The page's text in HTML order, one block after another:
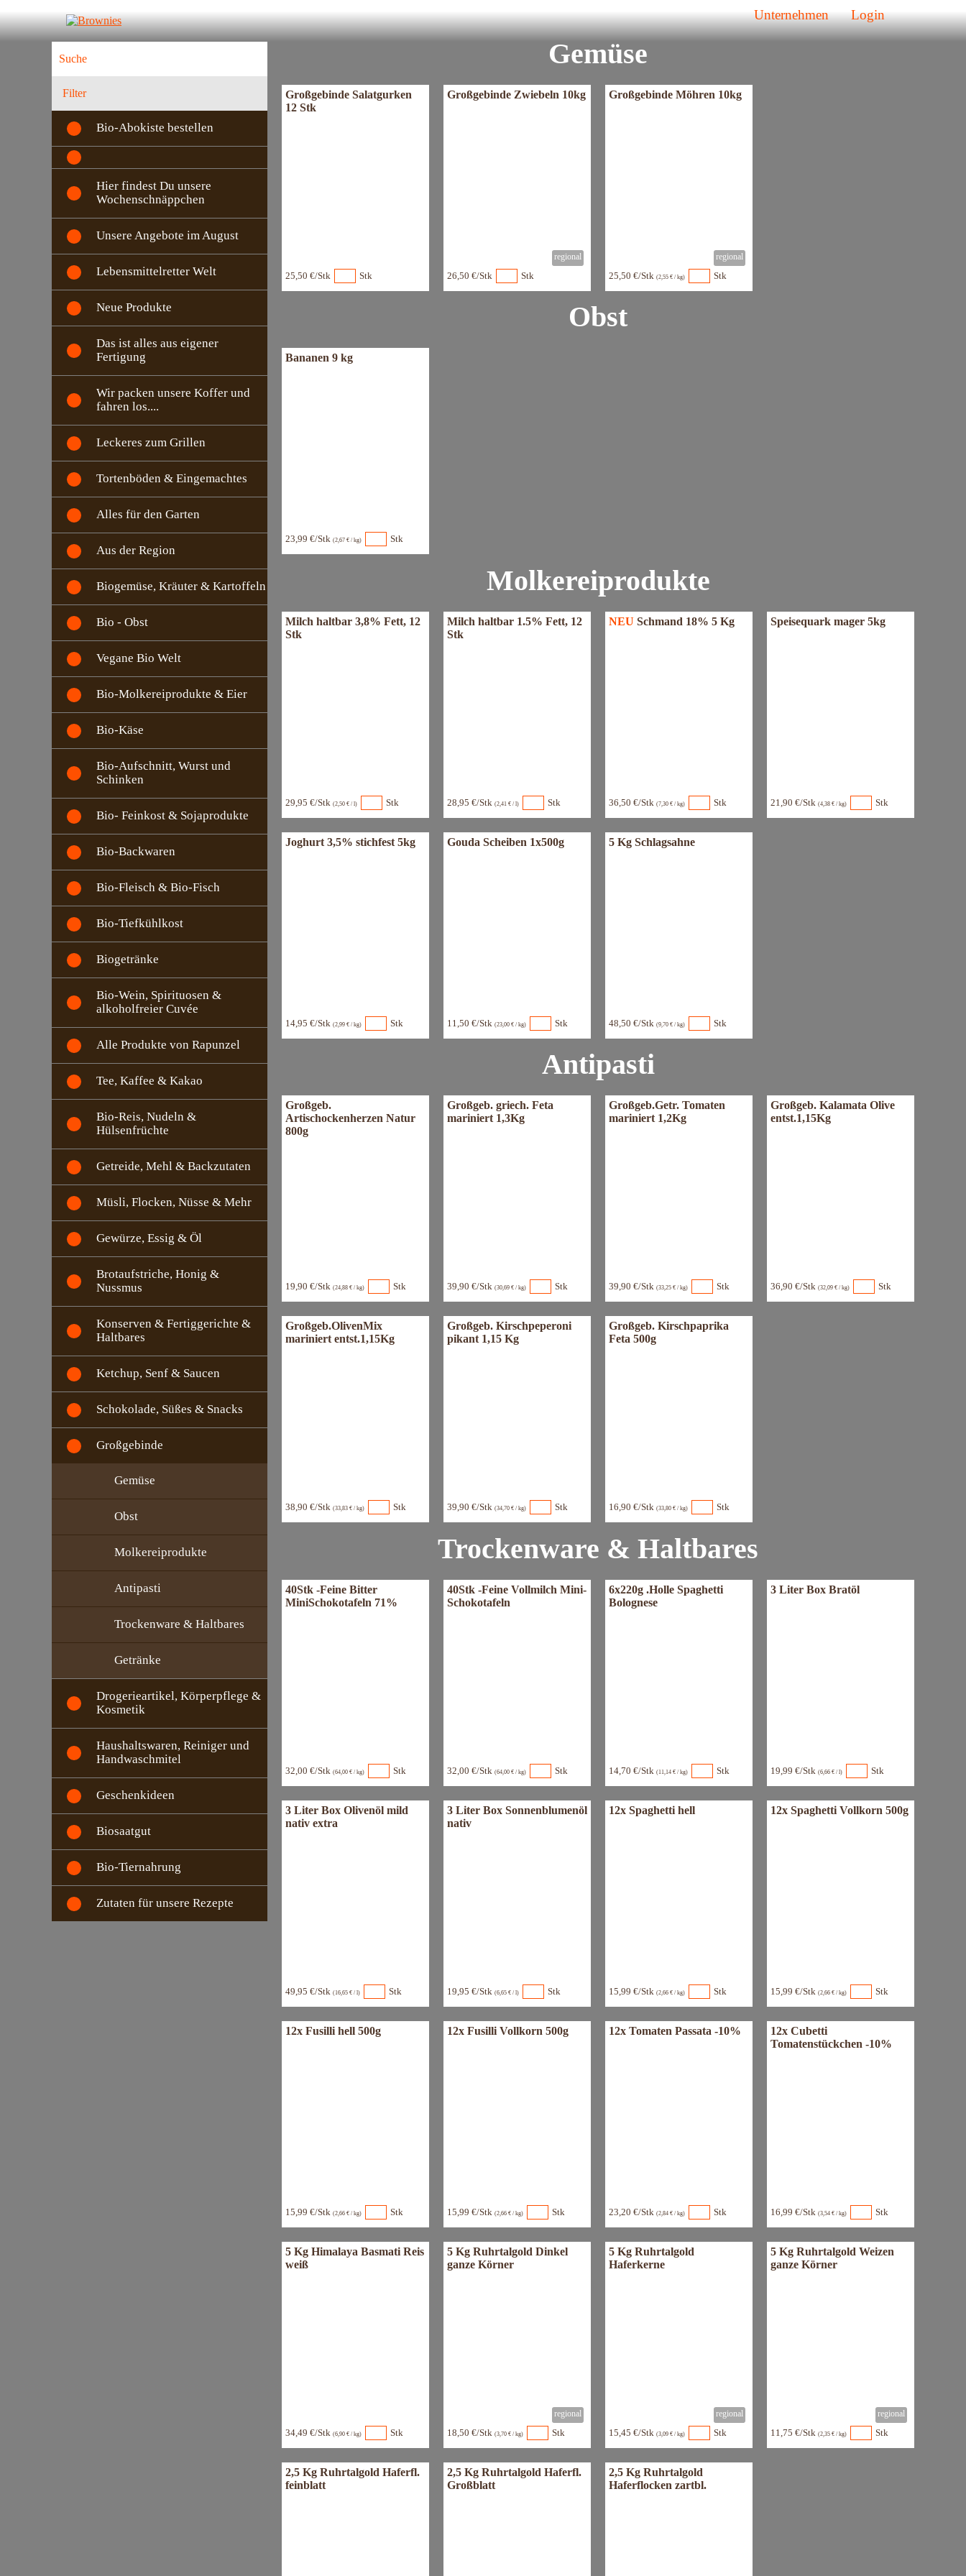
Unternehmen Login
Filter
Bio-Abokiste bestellen
Hier findest Du unsere
Wochenschnäppchen
Unsere Angebote im August
Lebensmittelretter Welt
Neue Produkte
Das ist alles aus eigener
Fertigung
Wir packen unsere Koffer und
fahren los....
Leckeres zum Grillen
Tortenböden & Eingemachtes
Alles für den Garten
Aus der Region
Biogemüse, Kräuter & Kartoffeln
Bio - Obst
Vegane Bio Welt
Bio-Molkereiprodukte & Eier
Bio-Käse
Bio-Aufschnitt, Wurst und
Schinken
Bio- Feinkost & Sojaprodukte
Bio-Backwaren
Bio-Fleisch & Bio-Fisch
Bio-Tiefkühlkost
Biogetränke
Bio-Wein, Spirituosen &
alkoholfreier Cuvée
Alle Produkte von Rapunzel
Tee, Kaffee & Kakao
Bio-Reis, Nudeln &
Hülsenfrüchte
Getreide, Mehl & Backzutaten
Müsli, Flocken, Nüsse & Mehr
Gewürze, Essig & Öl
Brotaufstriche, Honig &
Nussmus
Konserven & Fertiggerichte &
Haltbares
Ketchup, Senf & Saucen
Schokolade, Süßes & Snacks
Großgebinde
Gemüse
Obst
Molkereiprodukte
Antipasti
Trockenware & Haltbares
Getränke
Drogerieartikel, Körperpflege &
Kosmetik
Haushaltswaren, Reiniger und
Handwaschmitel
Geschenkideen
Biosaatgut
Bio-Tiernahrung
Zutaten für unsere Rezepte
Gemüse
Großgebinde Salatgurken
12 Stk
25,50 €/Stk Stk
Großgebinde Zwiebeln 10kg
26,50 €/Stk Stk
Großgebinde Möhren 10kg
25,50 €/Stk (2,55 € / kg) Stk
Obst
Bananen 9 kg
23,99 €/Stk (2,67 € / kg) Stk
Molkereiprodukte
Milch haltbar 3,8% Fett, 12
Stk
29,95 €/Stk (2,50 € / l) Stk
Milch haltbar 1.5% Fett, 12
Stk
28,95 €/Stk (2,41 € / l) Stk
NEU Schmand 18% 5 Kg
36,50 €/Stk (7,30 € / kg) Stk
Speisequark mager 5kg
21,90 €/Stk (4,38 € / kg) Stk
Joghurt 3,5% stichfest 5kg
14,95 €/Stk (2,99 € / kg) Stk
Gouda Scheiben 1x500g
11,50 €/Stk (23,00 € / kg) Stk
5 Kg Schlagsahne
48,50 €/Stk (9,70 € / kg) Stk
Antipasti
Großgeb.
Artischockenherzen Natur
800g
19,90 €/Stk (24,88 € / kg) Stk
Großgeb. griech. Feta
mariniert 1,3Kg
39,90 €/Stk (30,69 € / kg) Stk
Großgeb.Getr. Tomaten
mariniert 1,2Kg
39,90 €/Stk (33,25 € / kg) Stk
Großgeb. Kalamata Olive
entst.1,15Kg
36,90 €/Stk (32,09 € / kg) Stk
Großgeb.OlivenMix
mariniert entst.1,15Kg
38,90 €/Stk (33,83 € / kg) Stk
Großgeb. Kirschpeperoni
pikant 1,15 Kg
39,90 €/Stk (34,70 € / kg) Stk
Großgeb. Kirschpaprika
Feta 500g
16,90 €/Stk (33,80 € / kg) Stk
Trockenware & Haltbares
40Stk -Feine Bitter
MiniSchokotafeln 71%
32,00 €/Stk (64,00 € / kg) Stk
40Stk -Feine Vollmilch Mini-
Schokotafeln
32,00 €/Stk (64,00 € / kg) Stk
6x220g .Holle Spaghetti
Bolognese
14,70 €/Stk (11,14 € / kg) Stk
3 Liter Box Bratöl
19,99 €/Stk (6,66 € / l) Stk
3 Liter Box Olivenöl mild
nativ extra
49,95 €/Stk (16,65 € / l) Stk
3 Liter Box Sonnenblumenöl
nativ
19,95 €/Stk (6,65 € / l) Stk
12x Spaghetti hell
15,99 €/Stk (2,66 € / kg) Stk
12x Spaghetti Vollkorn 500g
15,99 €/Stk (2,66 € / kg) Stk
12x Fusilli hell 500g
15,99 €/Stk (2,66 € / kg) Stk
12x Fusilli Vollkorn 500g
15,99 €/Stk (2,66 € / kg) Stk
12x Tomaten Passata -10%
23,20 €/Stk (2,84 € / kg) Stk
12x Cubetti
Tomatenstückchen -10%
16,99 €/Stk (3,54 € / kg) Stk
5 Kg Himalaya Basmati Reis
weiß
34,49 €/Stk (6,90 € / kg) Stk
5 Kg Ruhrtalgold Dinkel
ganze Körner
18,50 €/Stk (3,70 € / kg) Stk
5 Kg Ruhrtalgold
Haferkerne
15,45 €/Stk (3,09 € / kg) Stk
5 Kg Ruhrtalgold Weizen
ganze Körner
11,75 €/Stk (2,35 € / kg) Stk
2,5 Kg Ruhrtalgold Haferfl.
feinblatt
2,5 Kg Ruhrtalgold Haferfl.
Großblatt
2,5 Kg Ruhrtalgold
Haferflocken zartbl.